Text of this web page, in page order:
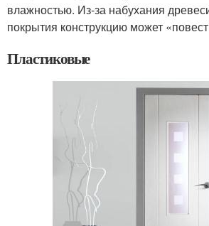
влажностью. Из-за набухания
покрытия конструкцию может
Пластиковые